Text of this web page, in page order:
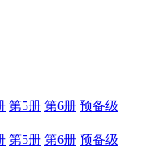
第5册 第6册 预备级
第5册 第6册 预备级